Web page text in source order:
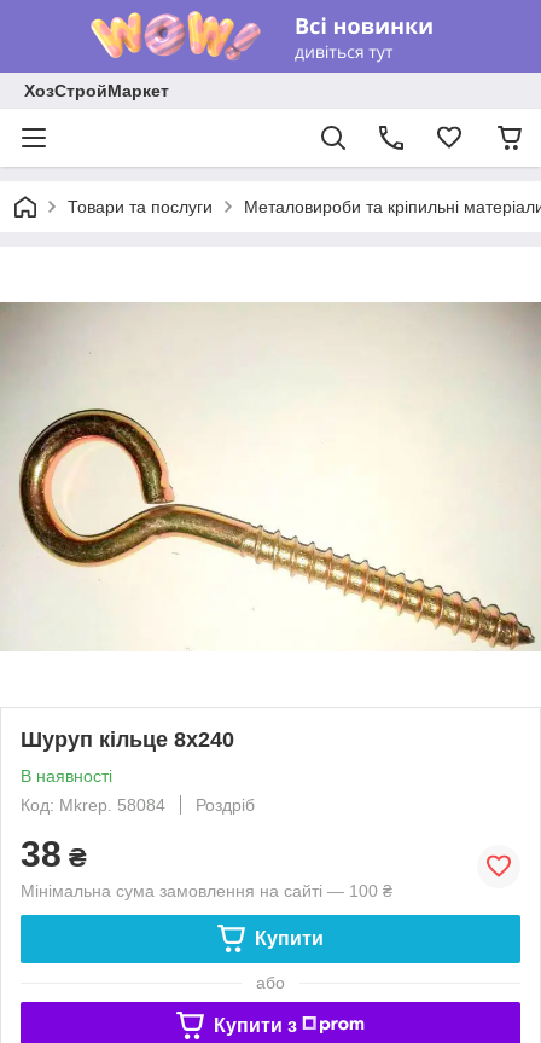
ХозСтройМаркет
Товари та послуги Металовироби та кріпильні
Шуруп кільце 8х240
В наявності
Код: Mkrep. 58084
Роздріб
38 ₴
Мінімальна сума замовлення на сайті — 100 ₴
Купити
або
Купити з